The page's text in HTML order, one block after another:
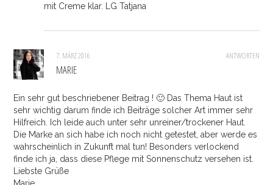
mit Creme klar. LG Tatjana
ANTWORTEN
7. MÄRZ 2016
MARIE
Ein sehr gut beschriebener Beitrag ! 🙂 Das Thema Haut ist
sehr wichtig darum finde ich Beiträge solcher Art immer sehr
Hilfreich. Ich leide auch unter sehr unreiner/trockener Haut.
Die Marke an sich habe ich noch nicht getestet, aber werde es
wahrscheinlich in Zukunft mal tun! Besonders verlockend
finde ich ja, dass diese Pflege mit Sonnenschutz versehen ist.
Liebste Grüße